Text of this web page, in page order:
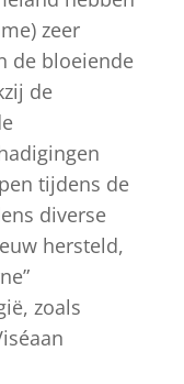
zeer
de bloeiende
de
tijdens de
diverse
hersteld,
zoals